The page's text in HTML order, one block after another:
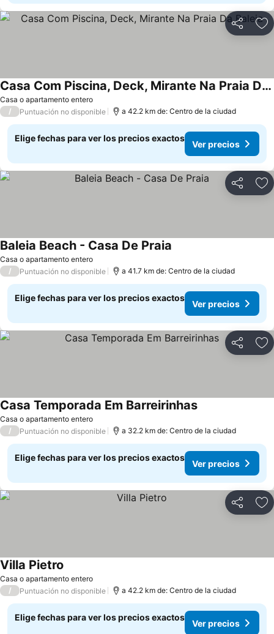
Compartir
Casa o apartamento entero
Casa Com Piscina, Deck, Mirante Na Praia Da Baleia
/ Puntuación no disponible a 42.2 km de: Centro de la ciudad
Elige fechas para ver los precios exactos
Ver precios
Compartir
Casa o apartamento entero
Baleia Beach - Casa De Praia
/ Puntuación no disponible a 41.7 km de: Centro de la ciudad
Elige fechas para ver los precios exactos
Ver precios
Compartir
Casa o apartamento entero
Casa Temporada Em Barreirinhas
/ Puntuación no disponible a 32.2 km de: Centro de la ciudad
Elige fechas para ver los precios exactos
Ver precios
Compartir
Casa o apartamento entero
Villa Pietro
/ Puntuación no disponible a 42.2 km de: Centro de la ciudad
Elige fechas para ver los precios exactos
Ver precios